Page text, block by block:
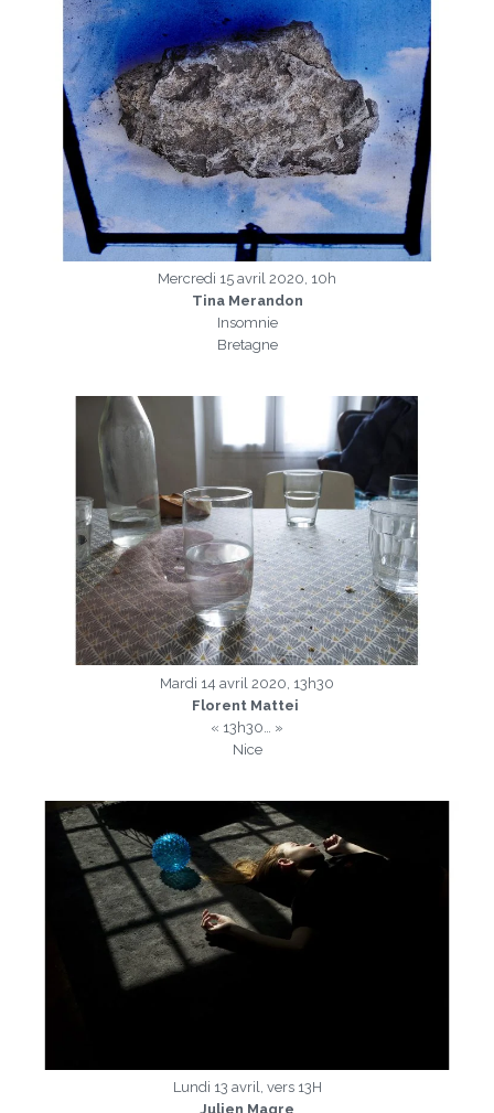
Mercredi 15 avril 2020, 10h
Tina Merandon
Insomnie
Bretagne
Mardi 14 avril 2020, 13h30
Florent Mattei
« 13h30… »
Nice
Lundi 13 avril, vers 13H
Julien Magre